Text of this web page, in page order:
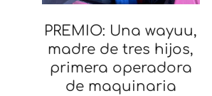
PREMIO: Una wayuu,
madre de tres hijos,
primera operadora
de maquinaria